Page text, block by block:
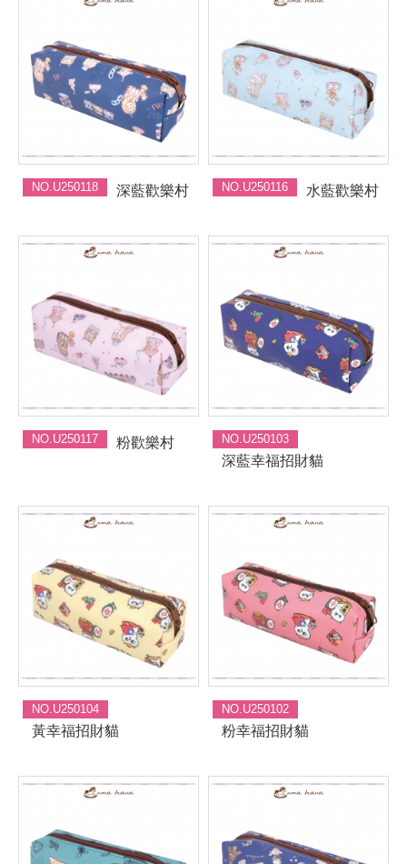
NO.U250118 深藍歡樂村 NO.U250116 水藍歡樂村
NO.U250117 粉歡樂村 NO.U250103
深藍幸福招財貓
NO.U250104
黃幸福招財貓
NO.U250102
粉幸福招財貓